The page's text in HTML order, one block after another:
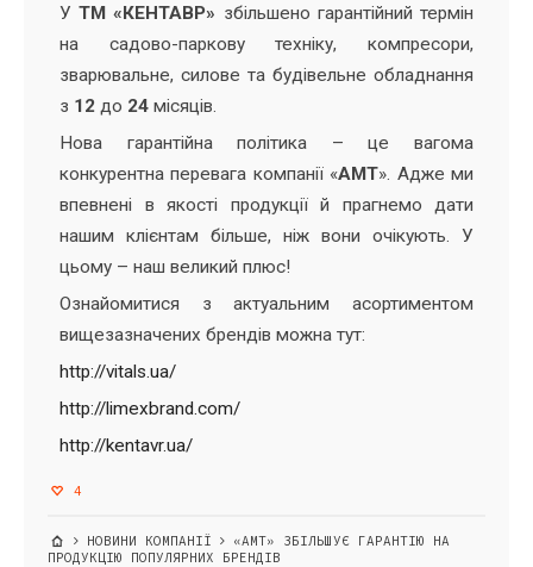
УТМ «КЕНТАВР» збільшено гарантійний термін
на садово-паркову техніку, компресори,
зварювальне, силове та будівельне обладнання
з 12 до 24 місяців.
Нова гарантійна політика – це вагома
конкурентна перевага компанії «АМТ». Адже ми
впевнені в якості продукції й прагнемо дати
нашим клієнтам більше, ніж вони очікують. У
цьому – наш великий плюс!
Ознайомитися з актуальним асортиментом
вищезазначених брендів можна тут:
http://vitals.ua/
http://limexbrand.com/
http://kentavr.ua/
4
НОВИНИ КОМПАНІЇ
«АМТ» ЗБІЛЬШУЄ ГАРАНТІЮ НА
ПРОДУКЦІЮ ПОПУЛЯРНИХ БРЕНДІВ